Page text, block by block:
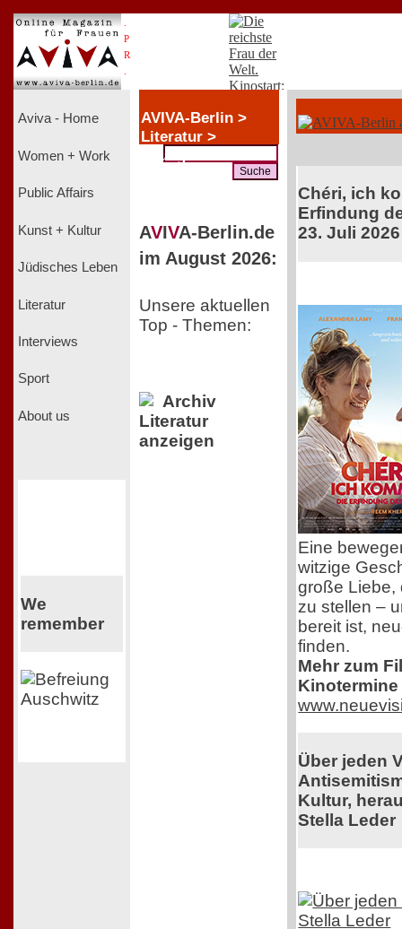
P
R
Aviva - Home
Women + Work
Public Affairs
Kunst + Kultur
Jüdisches Leben
Literatur
Interviews
Sport
About us
We
remember
AVIVA-Berlin >
Literatur >
Youngsters
AVIVA-Berlin.de
im August 2026:
Unsere aktuellen
Top - Themen:
Archiv
Literatur
anzeigen
Chéri, ich
Erfindung
23. Juli 2026
Eine
witzige
große Liebe,
zu stellen –
bereit ist,
finden.
Mehr zum
Über jeden
Kultur,
Stella Leder